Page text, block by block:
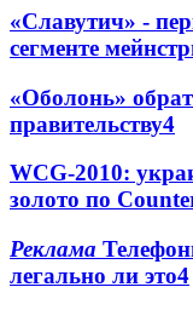
«Славутич» -
сегменте
«Оболонь»
правительству4
WCG-2010:
золото по
Реклама
легально ли это4